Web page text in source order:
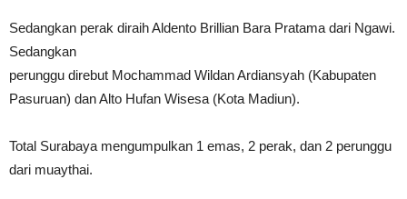
Sedangkan perak diraih Aldento Brillian Bara Pratama dari Ngawi.
Sedangkan
perunggu direbut Mochammad Wildan Ardiansyah (Kabupaten
Pasuruan) dan Alto Hufan Wisesa (Kota Madiun).
Total Surabaya mengumpulkan 1 emas, 2 perak, dan 2 perunggu
dari muaythai.